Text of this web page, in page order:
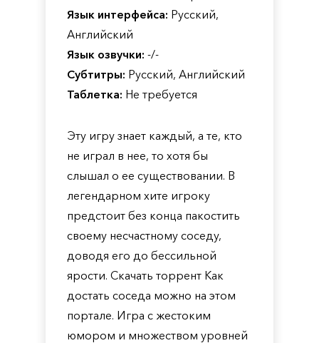
Язык интерфейса: Русский,
Английский
Язык озвучки: -/-
Субтитры: Русский, Английский
Таблетка: Не требуется
Эту игру знает каждый, а те, кто
не играл в нее, то хотя бы
слышал о ее существовании. В
легендарном хите игроку
предстоит без конца пакостить
своему несчастному соседу,
доводя его до бессильной
ярости. Скачать торрент Как
достать соседа можно на этом
портале. Игра с жестоким
юмором и множеством уровней